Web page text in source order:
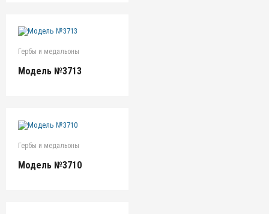
Гербы и медальоны
Модель №3713
Гербы и медальоны
Модель №3710